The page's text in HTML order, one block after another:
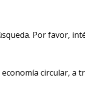
Por favor,
circular,